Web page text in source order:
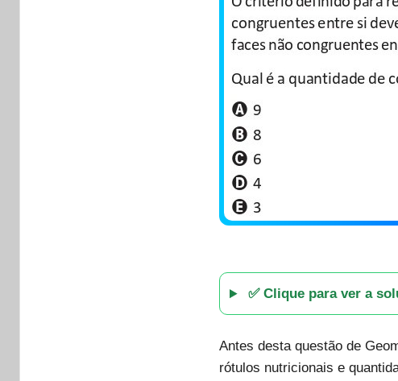
✅ Clique para ver a
Antes desta questão de
rótulos nutricionais e